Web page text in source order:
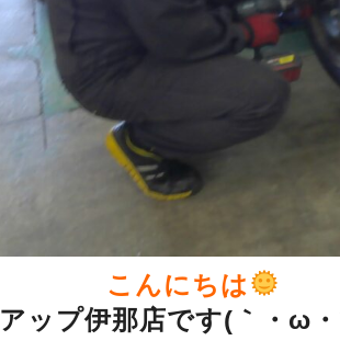
こんにちは
アップ伊那店です(｀・ω・